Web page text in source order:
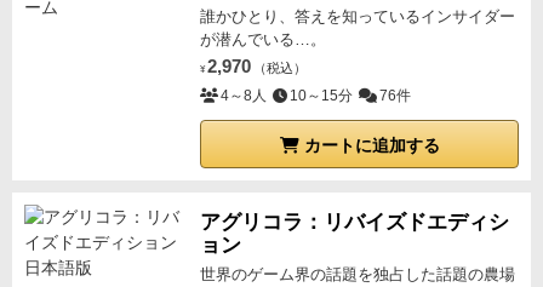
誰かひとり、答えを知っているインサイダー
が潜んでいる…。
¥ 2,970 （税込）
4～8人 10～15分 76件
カートに追加する
アグリコラ：リバイズドエディシ
ョン
世界のゲーム界の話題を独占した話題の農場